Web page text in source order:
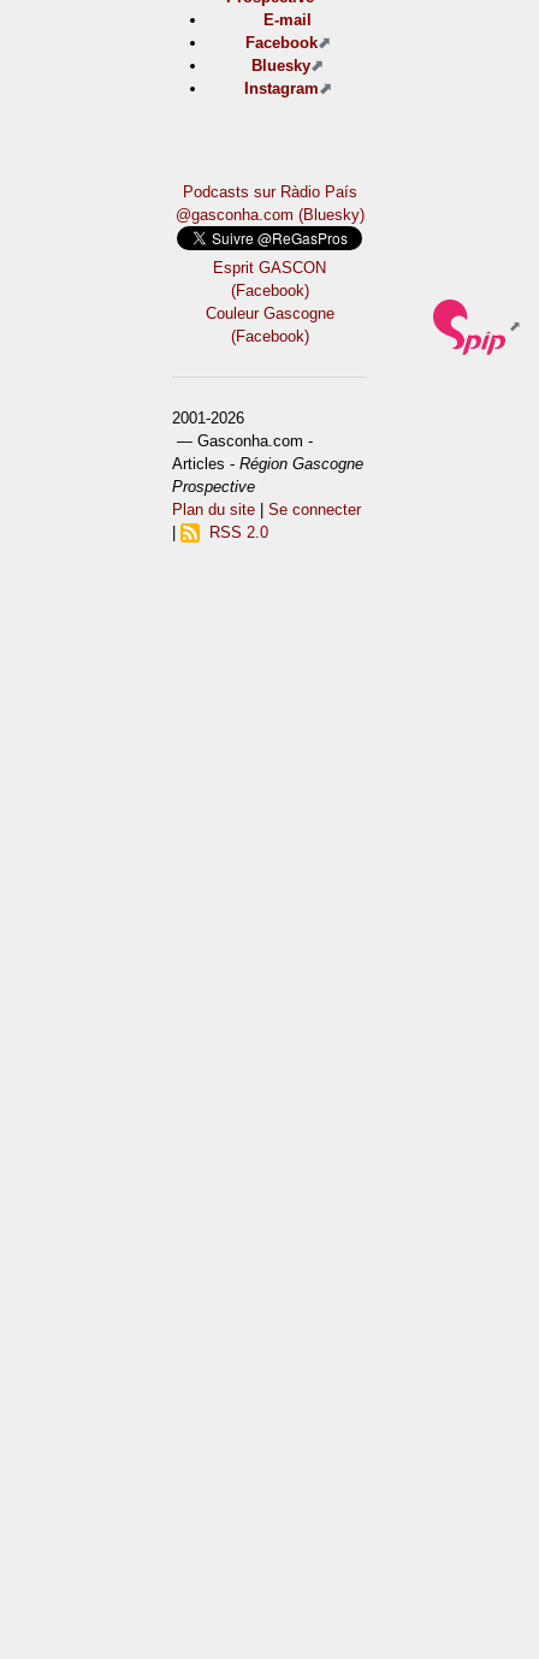
E-mail
Facebook
Bluesky
Instagram
Podcasts sur Ràdio País
@gasconha.com (Bluesky)
Esprit GASCON
(Facebook)
Couleur Gascogne
(Facebook)
2001-2026
— Gasconha.com -
Articles -Région Gascogne
Prospective
Plan du site |Se connecter
RSS 2.0